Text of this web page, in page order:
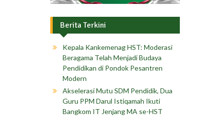
Berita Terkini
Kepala Kankemenag HST: Moderasi
Beragama Telah Menjadi Budaya
Pendidikan di Pondok Pesantren
Modern
Akselerasi Mutu SDM Pendidik, Dua
Guru PPM Darul Istiqamah Ikuti
Bangkom IT Jenjang MA se-HST